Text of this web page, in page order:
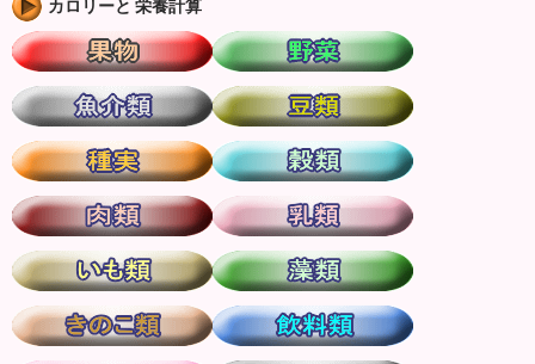
カロリーと 栄養計算